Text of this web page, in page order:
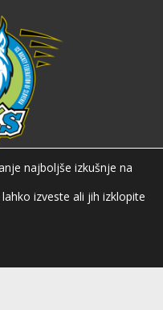
Slovenije
organizacija na področju
v različnih domačih in
njenim okriljem delujejo tudi
najboljše izkušnje na
izveste ali jih izklopite